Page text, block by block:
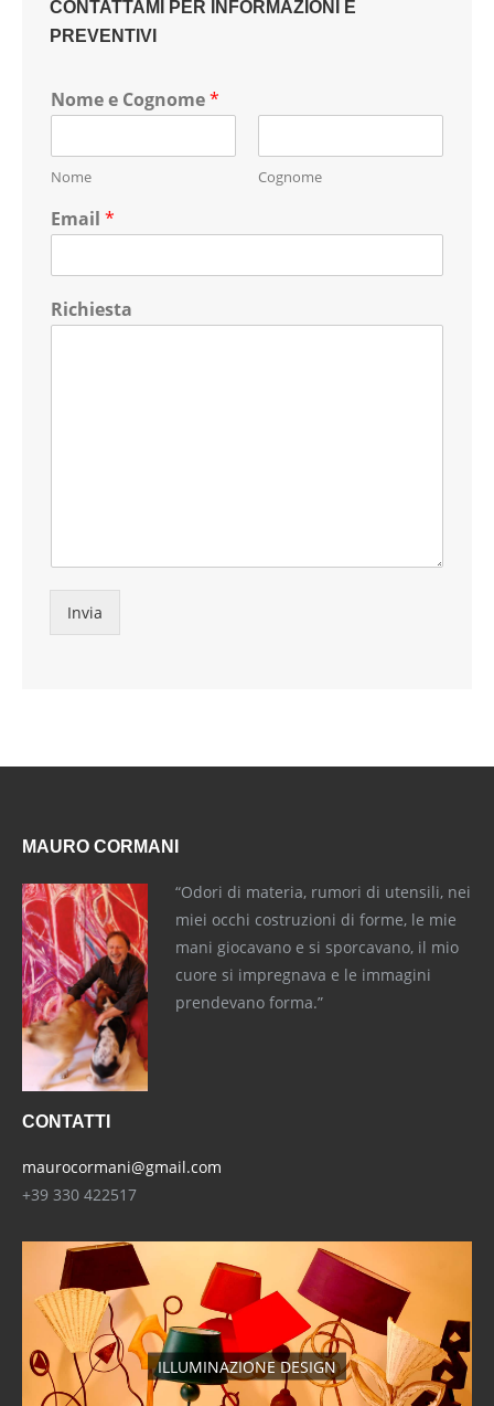
CONTATTAMI PER INFORMAZIONI E
PREVENTIVI
Nome e Cognome*
Nome Cognome
Email *
Richiesta
Invia
MAURO CORMANI
“Odori di materia, rumori di utensili, nei
miei occhi costruzioni di forme, le mie
mani giocavano e si sporcavano, il mio
cuore si impregnava e le immagini
prendevano forma.”
CONTATTI
maurocormani@gmail.com
+39 330 422517
ILLUMINAZIONE DESIGN